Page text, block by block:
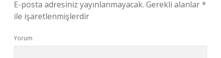
E-posta adresiniz yayınlanmayacak. Gerekli alanlar*
ile işaretlenmişlerdir
Yorum